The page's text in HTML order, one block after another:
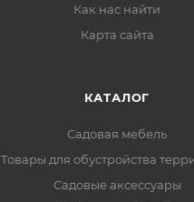
Как нас найти
Карта сайта
КАТАЛОГ
Садовая мебель
Товары для обустройства
Садовые аксессуары